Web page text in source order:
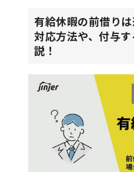
有給休暇の前借り
対応方法や、付与
説！